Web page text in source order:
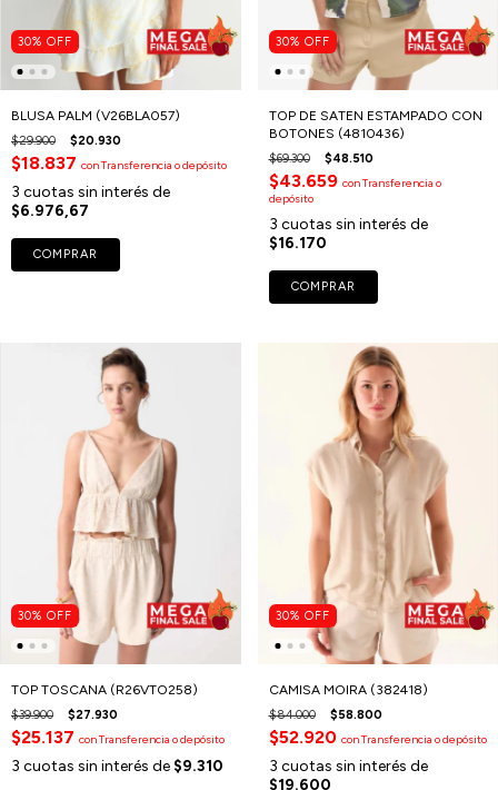
30% OFF
BLUSA PALM (V26BLA057)
$29.900 $20.930
$18.837 conTransferencia o depósito
3 cuotas sin interés de
$6.976,67
COMPRAR
30% OFF
TOP DE SATEN ESTAMPADO CON
BOTONES (4810436)
$69.300 $48.510
$43.659 conTransferencia o
depósito
3 cuotas sin interés de
$16.170
COMPRAR
30% OFF
TOP TOSCANA (R26VTO258)
$39.900 $27.930
$25.137 conTransferencia o depósito
3 cuotas sin interés de $9.310
30% OFF
CAMISA MOIRA (382418)
$84.000 $58.800
$52.920 conTransferencia o depósito
3 cuotas sin interés de
$19.600